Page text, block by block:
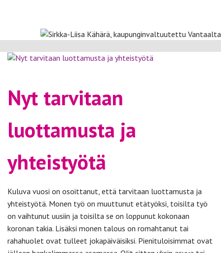
Nyt tarvitaan
luottamusta ja
yhteistyötä
Kuluva vuosi on osoittanut, että tarvitaan luottamusta ja
yhteistyötä. Monen työ on muuttunut etätyöksi, toisilta työ
on vaihtunut uusiin ja toisilta se on loppunut kokonaan
koronan takia. Lisäksi monen talous on romahtanut tai
rahahuolet ovat tulleet jokapäiväisiksi. Pienituloisimmat ovat